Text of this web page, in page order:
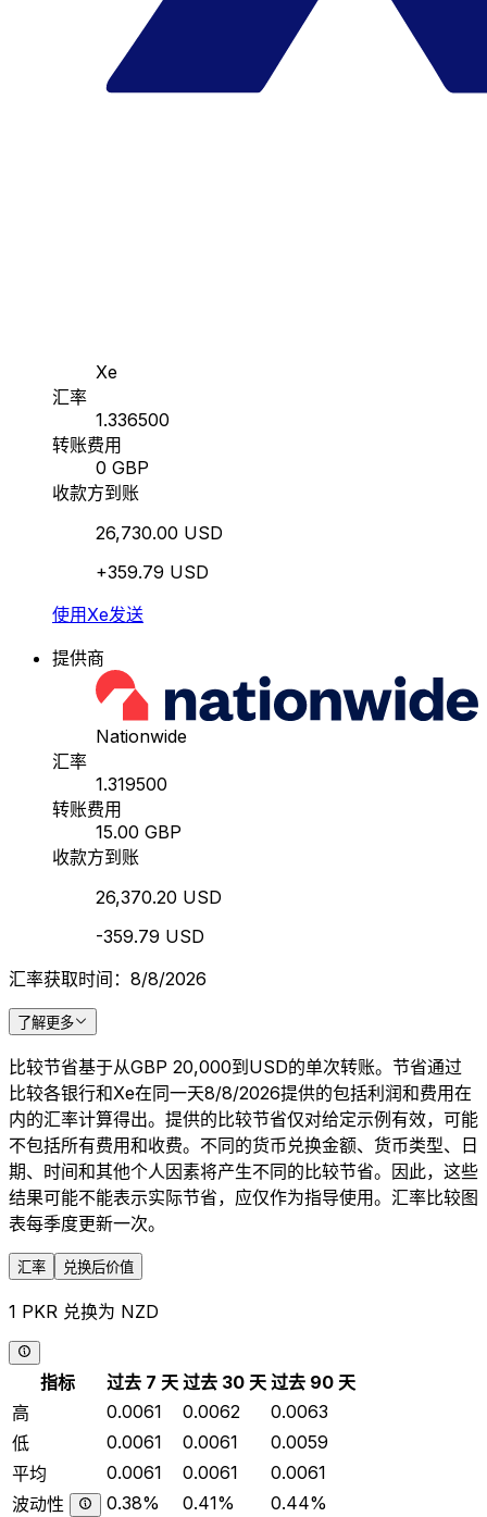
Xe
汇率
1.336500
转账费用
0 GBP
收款方到账
26,730.00 USD
+359.79 USD
使用Xe发送
提供商
Nationwide
汇率
1.319500
转账费用
15.00 GBP
收款方到账
26,370.20 USD
-359.79 USD
汇率获取时间：8/8/2026
了解更多
比较节省基于从GBP 20,000到USD的单次转账。节省通过
比较各银行和Xe在同一天8/8/2026提供的包括利润和费用在
内的汇率计算得出。提供的比较节省仅对给定示例有效，可能
不包括所有费用和收费。不同的货币兑换金额、货币类型、日
期、时间和其他个人因素将产生不同的比较节省。因此，这些
结果可能不能表示实际节省，应仅作为指导使用。汇率比较图
表每季度更新一次。
汇率 兑换后价值
1 PKR 兑换为 NZD
指标 过去 7 天 过去 30 天 过去 90 天
高
0.0061 0.0062
0.0063
低
0.0061 0.0061
0.0059
平均
0.0061 0.0061
0.0061
波动性
0.38% 0.41% 0.44%